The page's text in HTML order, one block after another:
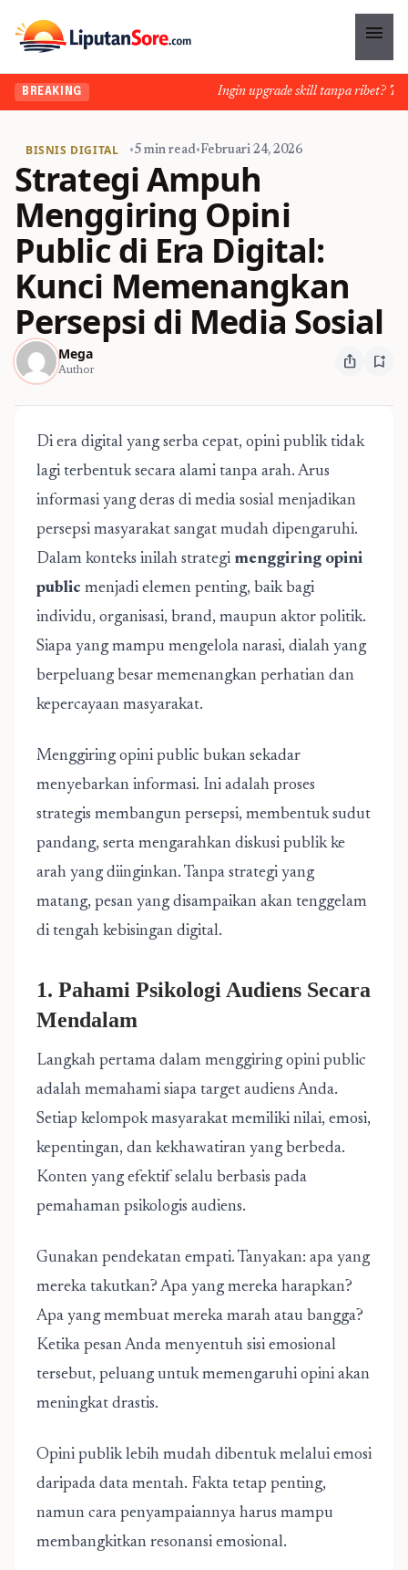
menu
BREAKING Ingin upgrade skill tanpa ribet?
BISNIS DIGITAL •5 min read•Februari 24, 2026
Strategi Ampuh
Menggiring Opini
Public di Era Digital:
Kunci Memenangkan
Persepsi di Media Sosial
Mega
Author ios_share bookmark_add
Di era digital yang serba cepat, opini publik tidak
lagi terbentuk secara alami tanpa arah. Arus
informasi yang deras di media sosial menjadikan
persepsi masyarakat sangat mudah dipengaruhi.
Dalam konteks inilah strategi menggiring opini
public menjadi elemen penting, baik bagi
individu, organisasi, brand, maupun aktor politik.
Siapa yang mampu mengelola narasi, dialah yang
berpeluang besar memenangkan perhatian dan
kepercayaan masyarakat.
Menggiring opini public bukan sekadar
menyebarkan informasi. Ini adalah proses
strategis membangun persepsi, membentuk sudut
pandang, serta mengarahkan diskusi publik ke
arah yang diinginkan. Tanpa strategi yang
matang, pesan yang disampaikan akan tenggelam
di tengah kebisingan digital.
1. Pahami Psikologi Audiens Secara
Mendalam
Langkah pertama dalam menggiring opini public
adalah memahami siapa target audiens Anda.
Setiap kelompok masyarakat memiliki nilai, emosi,
kepentingan, dan kekhawatiran yang berbeda.
Konten yang efektif selalu berbasis pada
pemahaman psikologis audiens.
Gunakan pendekatan empati. Tanyakan: apa yang
mereka takutkan? Apa yang mereka harapkan?
Apa yang membuat mereka marah atau bangga?
Ketika pesan Anda menyentuh sisi emosional
tersebut, peluang untuk memengaruhi opini akan
meningkat drastis.
Opini publik lebih mudah dibentuk melalui emosi
daripada data mentah. Fakta tetap penting,
namun cara penyampaiannya harus mampu
membangkitkan resonansi emosional.